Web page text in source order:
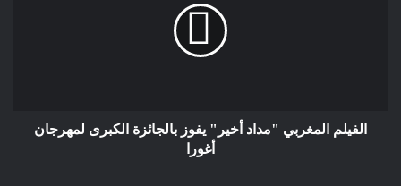
الفيلم المغربي "مداد أخير" يفوز بالجائزة الكبرى لمهرجان
أغورا